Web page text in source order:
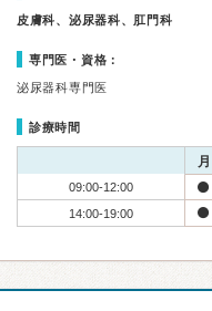
皮膚科、泌尿器科、肛門科
専門医・資格：
泌尿器科専門医
診療時間
月
09:00-12:00
14:00-19:00